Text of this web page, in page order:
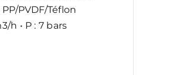
PVDF/Téflon
h • P : 7 bars